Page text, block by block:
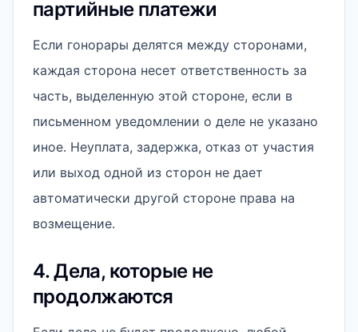
партийные платежи
Если гонорары делятся между сторонами,
каждая сторона несет ответственность за
часть, выделенную этой стороне, если в
письменном уведомлении о деле не указано
иное. Неуплата, задержка, отказ от участия
или выход одной из сторон не дает
автоматически другой стороне права на
возмещение.
4. Дела, которые не
продолжаются